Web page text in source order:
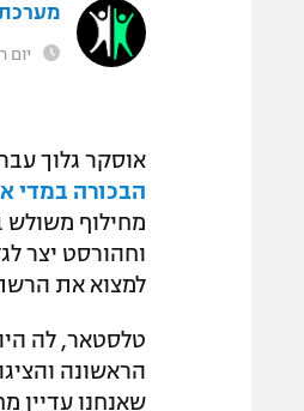
מערכת
יום
אוסקר גלוך
הבכורה במדי
וחהורסט יצר
למצוא את
הראשונה
שאנחנו עדיין